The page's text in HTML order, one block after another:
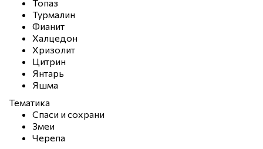
Топаз
Турмалин
Фианит
Халцедон
Хризолит
Цитрин
Янтарь
Яшма
Тематика
Спаси и сохрани
Змеи
Черепа